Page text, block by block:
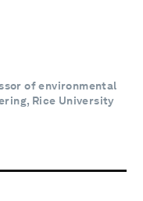
of environmental
Rice University